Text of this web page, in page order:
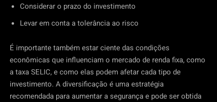
Considerar o prazo do investimento
Levar em conta a tolerância ao risco
É importante também estar ciente das condições
econômicas que influenciam o mercado de renda fixa, como
a taxa SELIC, e como elas podem afetar cada tipo de
investimento. A diversificação é uma estratégia
recomendada para aumentar a segurança e pode ser obtida